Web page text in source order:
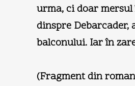
urma, ci doar
dinspre
balconului. Iar în
(Fragment din